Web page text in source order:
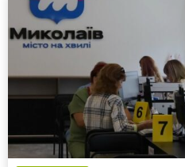
інсп...